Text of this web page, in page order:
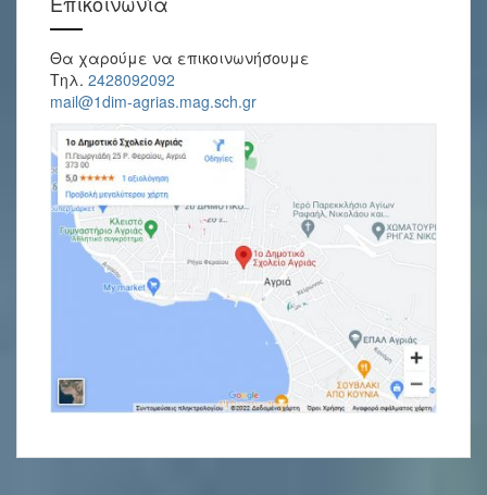
Θα χαρούμε να επικοινωνήσουμε
Τηλ. 2428092092
mail@1dim-agrias.mag.sch.gr